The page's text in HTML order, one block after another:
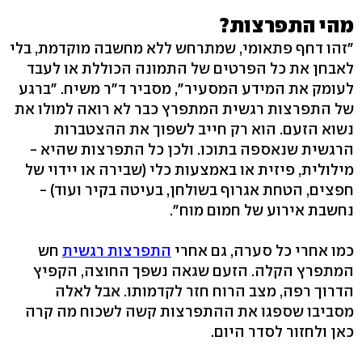
מהי התפרצות?
"זהו דחף פתאומי, שמתרחש ללא מחשבה מוקדמת, בלי
לאבחן את כל הפרטים של התמונה הכוללת או לעבד
לעומק את המידע המסעיר‭,"‬ מסביר ד"ר משיח. "ברגע
של התפרצות רגשית המתפרץ כבר לא רואה למולו את
נשוא הזעם. הוא רק חייב לשפוך את ההצטברות
הרגשית שנאספה בתוכו. ולכן כל התפרצות שהיא -
מילולית, פיזית או באמצעות כלי (שבירה או יידוי של
חפצים, הטחת אגרוף בשולחן, בעיטה בקיר ועוד) -
נחשבת אירוע של חמום מוח‭."‬
כמו אחרי כל סערה, גם אחרי התפרצות רגשית חש
המתפרץ הקלה. הזעם שגאה נשפך החוצה, הקפיץ
הדרוך רפה, מצב הרוח חזר לקדמותו. אבל לאלה
מסביבו שספגו את ההתפרצות קשה לשכוח מה קרה
כאן ולחזור לסדר היום.